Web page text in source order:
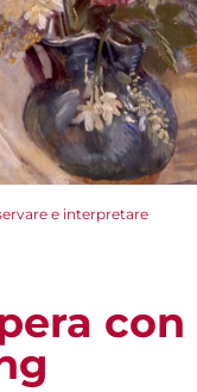
e interpretare
con